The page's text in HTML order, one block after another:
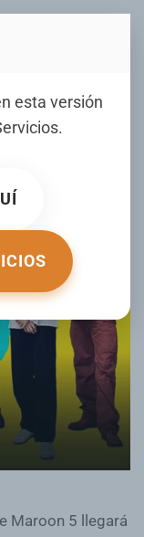
esta versión
.
de
Maroon 5 llegará